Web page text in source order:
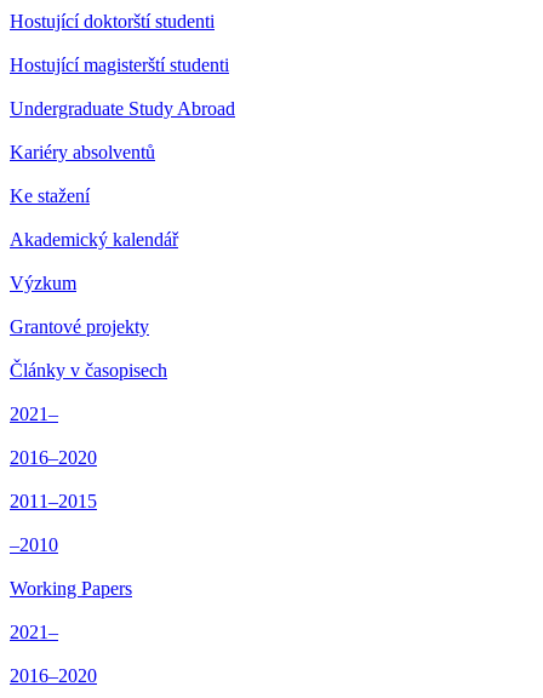
Hostující doktorští studenti
Hostující magisterští studenti
Undergraduate Study Abroad
Kariéry absolventů
Ke stažení
Akademický kalendář
Výzkum
Grantové projekty
Články v časopisech
2021–
2016–2020
2011–2015
–2010
Working Papers
2021–
2016–2020